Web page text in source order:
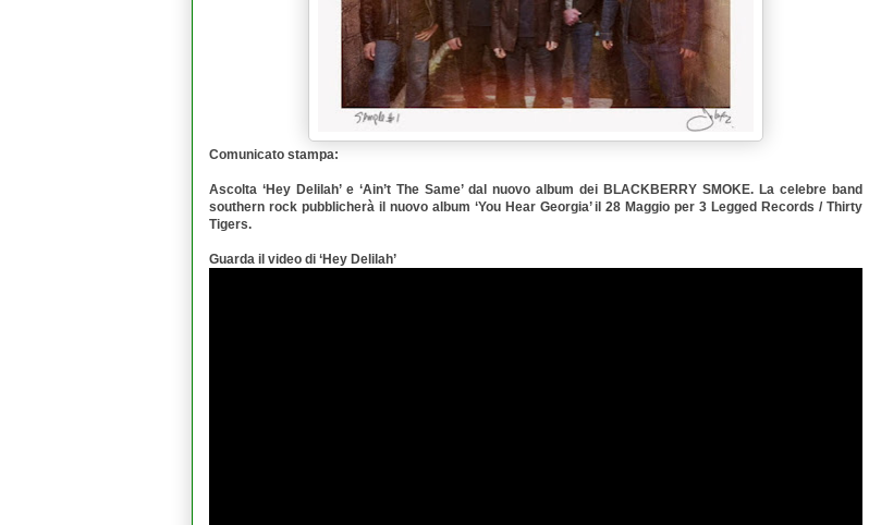
Comunicato stampa:
Ascolta ‘Hey Delilah’ e ‘Ain’t The Same’ dal nuovo album dei BLACKBERRY SMOKE. La celebre band
southern rock pubblicherà il nuovo album ‘You Hear Georgia’ il 28 Maggio per3 Legged Records / Thirty
Tigers.
Guarda il video di ‘Hey Delilah’